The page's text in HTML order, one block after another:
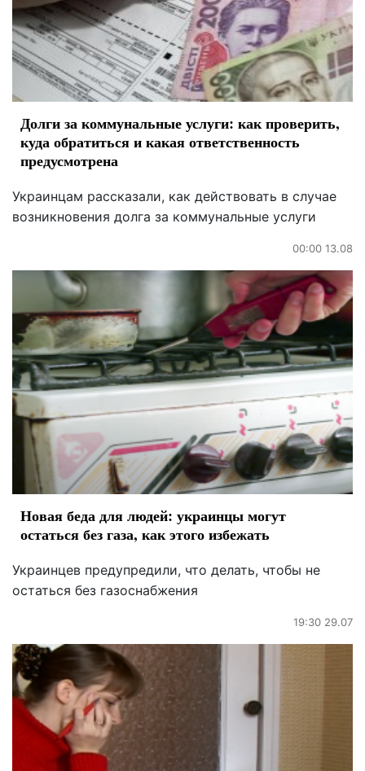
Долги за коммунальные услуги: как проверить,
куда обратиться и какая ответственность
предусмотрена
Украинцам рассказали, как действовать в случае
возникновения долга за коммунальные услуги
00:00 13.08
Новая беда для людей: украинцы могут
остаться без газа, как этого избежать
Украинцев предупредили, что делать, чтобы не
остаться без газоснабжения
19:30 29.07